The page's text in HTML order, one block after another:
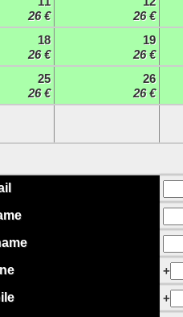
26 €
26 €
18
26 €
19
26 €
25
26 €
26
26 €
+
+